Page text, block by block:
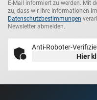
E-Mail informiert zu werden. Mit
zu, dass wir Ihre Informationen
Datenschutzbestimmungen
Newsletter abmelden.
Anti-Roboter-
Hier